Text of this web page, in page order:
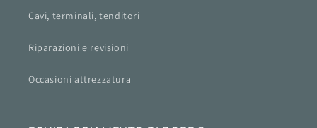
Cavi, terminali, tenditori
Riparazioni e revisioni
Occasioni attrezzatura